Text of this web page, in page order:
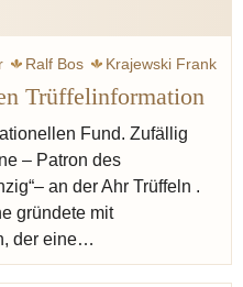
Ralf Bos
Krajewski Frank
Symposium Sinzig Ahr
Trüffelinformation
Fund. Zufällig
– Patron des
an der Ahr Trüffeln .
gründete mit
der eine…